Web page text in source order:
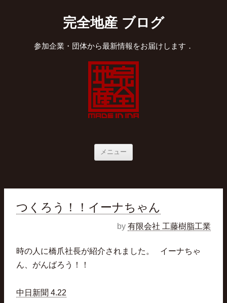
完全地産 ブログ
参加企業・団体から最新情報をお届けします．
メニュー
つくろう！！イーナちゃん
by 有限会社 工藤樹脂工業
時の人に橋爪社長が紹介されました。 イーナちゃ
ん、がんばろう！！
中日新聞 4.22